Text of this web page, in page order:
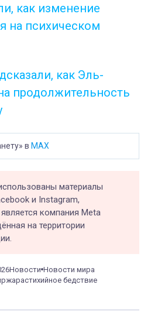
как изменение
на психическом
как Эль-
продолжительность
в MAX
материалы
и Instagram,
компания Meta
на территории
Новости Новости мира
жарастихийное бедствие